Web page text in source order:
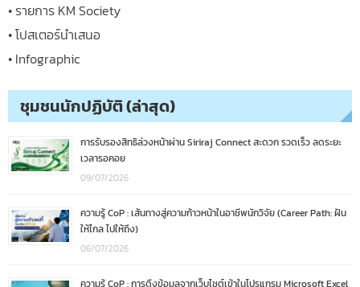
• รายการ KM Society
• โปสเตอร์นำเสนอ
• Infographic
ชุมชนนักปฏิบัติ (ล่าสุด)
การรับรองสิทธิล่วงหน้าผ่าน Siriraj Connect สะดวก รวดเร็ว ลดระยะ
เวลารอคอย
09/07/2026
ความรู้ CoP : เส้นทางสู่ความก้าวหน้าในอาชีพนักวิจัย (Career Path: ฝัน
ให้ไกล ไปให้ถึง)
06/07/2026
ความรู้ CoP : การดึงข้อมูลจากเว็บไซต์เข้าในโปรแกรม Microsoft Excel